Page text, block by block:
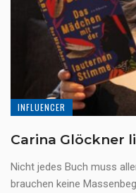
INFLUENCER
Carina Glöckner
Nicht jedes Buch muss
brauchen keine